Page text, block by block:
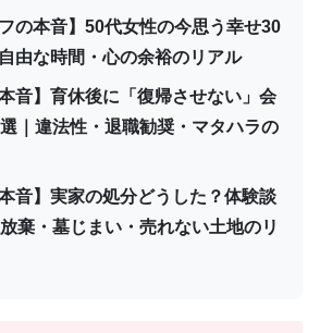
フの本音】50代女性の今思う幸せ30
由な時間・心の余裕のリアル
本音】育休後に「復帰させない」会
｜違法性・退職勧奨・マタハラの
本音】実家の処分どうした？体験談
棄・墓じまい・売れない土地のリ